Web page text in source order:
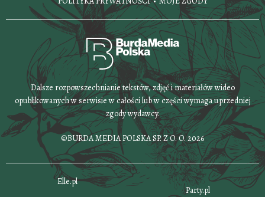
Dalsze rozpowszechnianie tekstów, zdjęć i materiałów wideo
opublikowanych w serwisie w całości lub w części wymaga uprzedniej
zgody wydawcy.
©BURDA MEDIA POLSKA SP. Z O. O. 2026
Elle.pl
Party.pl